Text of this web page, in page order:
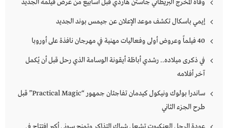
وفاة المخرج البريطاني جاستن هاردي قبل أسابيع من عرض فيلمه الجديد
إيمي باسكال تكشف موعد الإعلان عن جيمس بوند الجديد
40 فيلماً وعروض أولى وفعاليات مهنية في مهرجان نافذة على أوروبا
في ذكرى ميلاده.. رشدي أباظة أيقونة الوسامة الذي رحل قبل أن يُكمل
آخر أفلامه
ساندرا بولوك ونيكول كيدمان تفاجئان جمهور “Practical Magic” قبل
طرح الجزء الثاني